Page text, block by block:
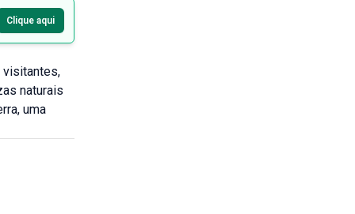
Clique aqui
visitantes,
naturais
uma